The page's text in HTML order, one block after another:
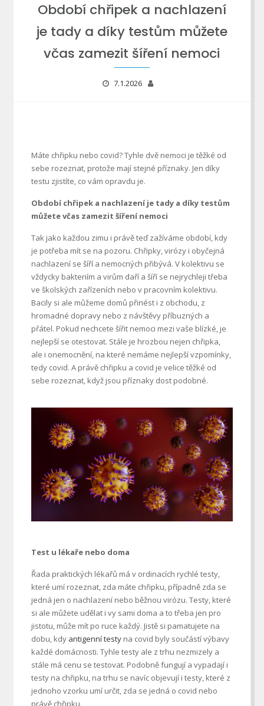
Období chřipek a nachlazení
je tady a díky testům můžete
včas zamezit šíření nemoci
7.1.2026
Máte chřipku nebo covid? Tyhle dvě nemoci je těžké od
sebe rozeznat, protože mají stejné příznaky. Jen díky
testu zjistíte, co vám opravdu je.
Období chřipek a nachlazení je tady a díky testům
můžete včas zamezit šíření nemoci
Tak jako každou zimu i právě teď zažíváme období, kdy
je potřeba mít se na pozoru. Chřipky, virózy i obyčejná
nachlazení se šíří a nemocných přibývá. V kolektivu se
vždycky bakteriím a virům daří a šíří se nejrychleji třeba
ve školských zařízeních nebo v pracovním kolektivu.
Bacily si ale můžeme domů přinést i z obchodu, z
hromadné dopravy nebo z návštěvy příbuzných a
přátel. Pokud nechcete šířit nemoci mezi vaše blízké, je
nejlepší se otestovat. Stále je hrozbou nejen chřipka,
ale i onemocnění, na které nemáme nejlepší vzpomínky,
tedy covid. A právě chřipku a covid je velice těžké od
sebe rozeznat, když jsou příznaky dost podobné.
Test u lékaře nebo doma
Řada praktických lékařů má v ordinacích rychlé testy,
které umí rozeznat, zda máte chřipku, případně zda se
jedná jen o nachlazení nebo běžnou virózu. Testy, které
si ale můžete udělat i vy sami doma a to třeba jen pro
jistotu, může mít po ruce každý. Jistě si pamatujete na
dobu, kdy antigenní testyna covid byly součástí výbavy
každé domácnosti. Tyhle testy ale z trhu nezmizely a
stále má cenu se testovat. Podobně fungují a vypadají i
testy na chřipku, na trhu se navíc objevují i testy, které z
jednoho vzorku umí určit, zda se jedná o covid nebo
právě chřipku.